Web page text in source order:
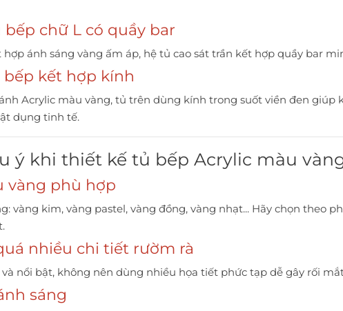
bếp chữ L có quầy bar
ánh sáng vàng ấm áp, hệ tủ cao sát trần kết hợp quầy bar
bếp kết hợp kính
Acrylic màu vàng, tủ trên dùng kính trong suốt viền đen giúp
dụng tinh tế.
ý khi thiết kế tủ bếp Acrylic màu
vàng phù hợp
vàng kim, vàng pastel, vàng đồng, vàng nhạt... Hãy chọn theo
nhiều chi tiết rườm rà
nổi bật, không nên dùng nhiều họa tiết phức tạp dễ gây rối
sáng